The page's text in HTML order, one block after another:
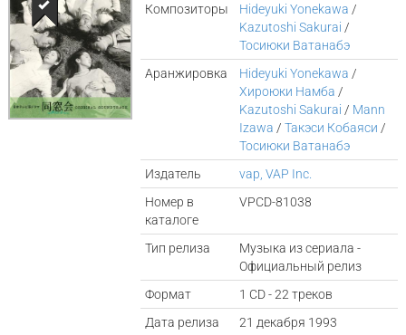
Композиторы Hideyuki Yonekawa /
Kazutoshi Sakurai /
Тосиюки Ватанабэ
Аранжировка
Hideyuki Yonekawa /
Хироюки Намба /
Kazutoshi Sakurai / Mann
Izawa /Такэси Кобаяси /
Тосиюки Ватанабэ
Издатель
vap, VAP Inc.
Номер в
каталоге
VPCD-81038
Тип релиза
Музыка из сериала -
Официальный релиз
Формат
1 CD - 22 треков
Дата релиза
21 декабря 1993